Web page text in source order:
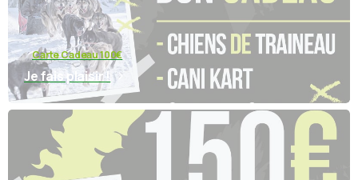
Carte Cadeau 100€
Je fais plaisir !